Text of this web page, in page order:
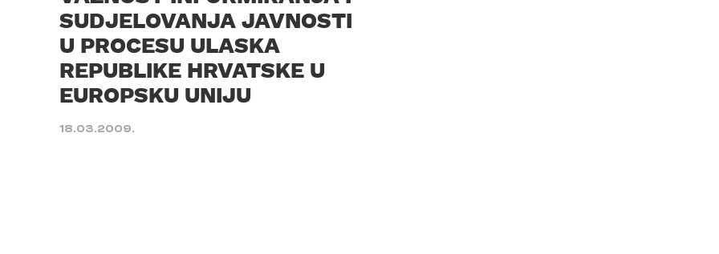
SUDJELOVANJA JAVNOSTI
U PROCESU ULASKA
REPUBLIKE HRVATSKE U
EUROPSKU UNIJU
18.03.2009.